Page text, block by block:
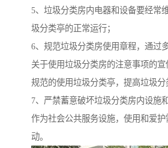
5、垃圾分类房内电器和设备要经常
圾分类亭的正常运行；
6、规范垃圾分类房使用章程，通过
关于使用垃圾分类房的注意事项的宣
规范的使用垃圾分类亭，提高垃圾分
7、严禁蓄意破坏垃圾分类房内设施
作为社会公共服务设施，使用和爱
动。